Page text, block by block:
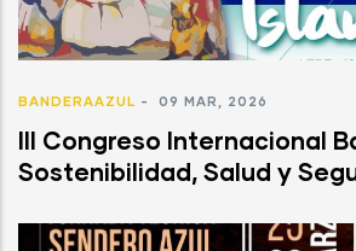
BANDERAAZUL - 09 MAR, 2026
III Congreso Internacional
Sostenibilidad, Salud y